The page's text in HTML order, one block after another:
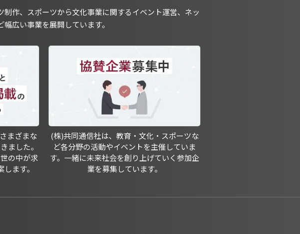
作、スポーツから文化事業に関するイベント運営、ネッ
広い事業を展開しています。
まざまな
ました。
の中が求
ます。
(株)共同通信社は、教育・文化・スポーツな
ど各分野の活動やイベントを主催していま
す。一緒に未来社会を創り上げていく参加企
業を募集しています。